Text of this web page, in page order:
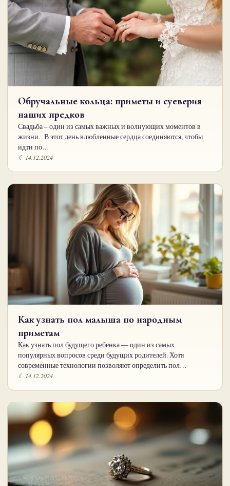
Обручальные кольца: приметы и суеверия
наших предков
Свадьба – один из самых важных и волнующих моментов в
жизни. В этот день влюбленные сердца соединяются, чтобы
идти по…
☾ 14.12.2024
Как узнать пол малыша по народным
приметам
Как узнать пол будущего ребенка — один из самых
популярных вопросов среди будущих родителей. Хотя
современные технологии позволяют определить пол…
☾ 14.12.2024